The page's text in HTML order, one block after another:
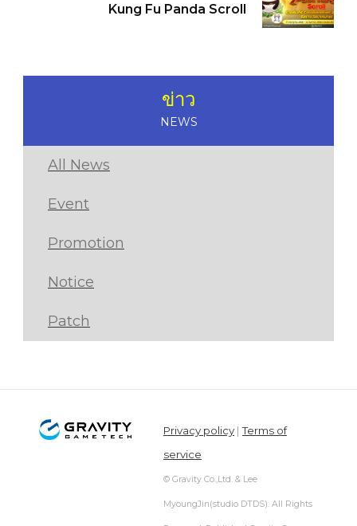
Kung Fu Panda Scroll
ข่าว
NEWS
All News
Event
Promotion
Notice
Patch
Privacy policy |Terms of
service
© Gravity Co.,Ltd. & Lee
MyoungJin(studio DTDS). All Rights